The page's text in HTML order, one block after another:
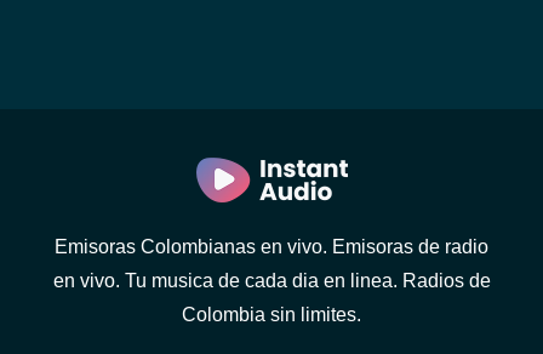
Emisoras Colombianas en vivo. Emisoras de radio
en vivo. Tu musica de cada dia en linea. Radios de
Colombia sin limites.